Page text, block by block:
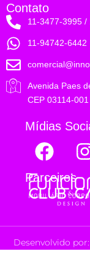
Contato
11-3477-3995 /
11-94742-6442
Avenida Paes
CEP 03114-001
Mídias
Parceiros
Desenvolvido